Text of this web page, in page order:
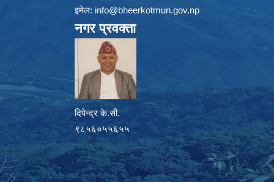
इमेल: info@bheerkotmun.gov.np
नगर प्रवक्ता
दिपेन्द्र के.सी.
९८५६०५५६५५